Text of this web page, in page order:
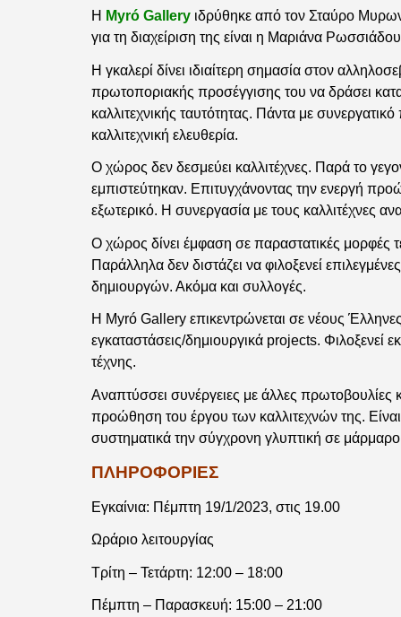
Η Myró Gallery ιδρύθηκε από τον Σταύρο
για τη διαχείριση της είναι η Μαριάνα
Η γκαλερί δίνει ιδιαίτερη σημασία στον
πρωτοποριακής προσέγγισης του να δράσει
καλλιτεχνικής ταυτότητας. Πάντα με
καλλιτεχνική ελευθερία.
Ο χώρος δεν δεσμεύει καλλιτέχνες. Παρά το
εμπιστεύτηκαν. Επιτυγχάνοντας την ενεργή
εξωτερικό. Η συνεργασία με τους καλλιτέχνες
Ο χώρος δίνει έμφαση σε παραστατικές μορφές
Παράλληλα δεν διστάζει να φιλοξενεί
δημιουργών. Ακόμα και συλλογές.
Η Myró Gallery επικεντρώνεται σε νέους
εγκαταστάσεις/δημιουργικά projects. Φιλοξενεί
τέχνης.
Αναπτύσσει συνέργειες με άλλες
προώθηση του έργου των καλλιτεχνών της.
συστηματικά την σύγχρονη γλυπτική σε
ΠΛΗΡΟΦΟΡΙΕΣ
Εγκαίνια: Πέμπτη 19/1/2023, στις 19.00
Ωράριο λειτουργίας
Τρίτη – Τετάρτη: 12:00 – 18:00
Πέμπτη – Παρασκευή: 15:00 – 21:00